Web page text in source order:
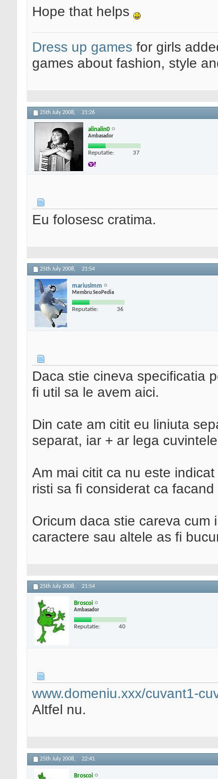
Hope that helps
Dress up games for girls
games about fashion, style
25th July 2008, 21:26
alinalin0
Ambasador
Reputatie: 37
Eu folosesc cratima.
25th July 2008, 21:54
mariuslmm
Membru SeoPedia
Reputatie: 36
Daca stie cineva specificatia
fi util sa le avem aici.
Din cate am citit eu liniuta
separat, iar + ar lega
Am mai citit ca nu este
risti sa fi considerat ca facand
Oricum daca stie careva
caractere sau altele as fi
25th July 2008, 21:54
Broscoi
Ambasador
Reputatie: 40
www.domeniu.xxx/cuvant1-
Altfel nu.
25th July 2008, 22:41
Broscoi